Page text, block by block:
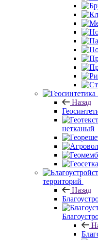
Назад
нетканый
территорий
Назад